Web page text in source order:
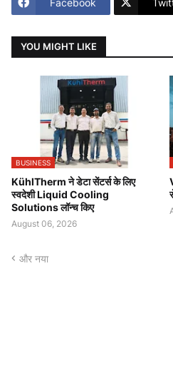
Facebook
YOU MIGHT LIKE
BUSINESS
KühlTherm ने डेटा सेंटर्स के लिए
स्वदेशी Liquid Cooling
Solutions लॉन्च किए
August 06, 2026
और नया